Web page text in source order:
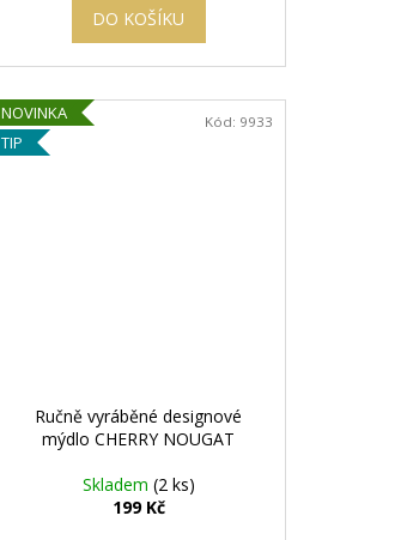
DO KOŠÍKU
NOVINKA
TIP
Ručně vyráběné designové
mýdlo CHERRY NOUGAT
Skladem (2 ks)
199 Kč
Kód: 9933